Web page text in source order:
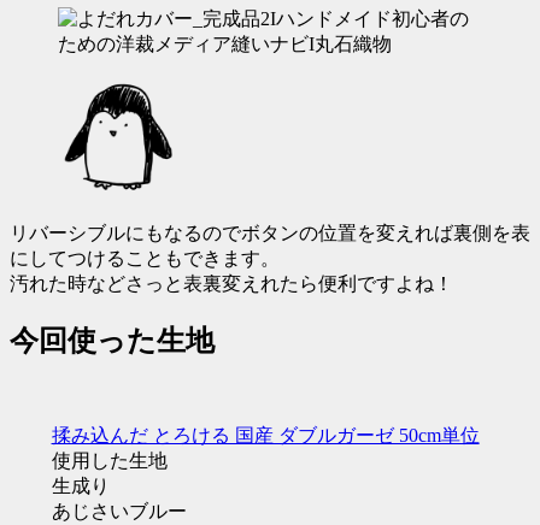
リバーシブルにもなるのでボタンの位置を変えれば裏側を表
にしてつけることもできます。
汚れた時などさっと表裏変えれたら便利ですよね！
今回使った生地
揉み込んだ とろける 国産 ダブルガーゼ 50cm単位
使用した生地
生成り
あじさいブルー